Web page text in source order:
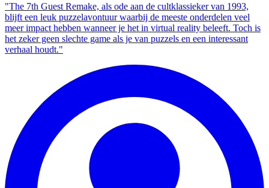
"The 7th Guest Remake, als ode aan de cultklassieker van 1993,
blijft een leuk puzzelavontuur waarbij de meeste onderdelen veel
meer impact hebben wanneer je het in virtual reality beleeft. Toch is
het zeker geen slechte game als je van puzzels en een interessant
verhaal houdt."